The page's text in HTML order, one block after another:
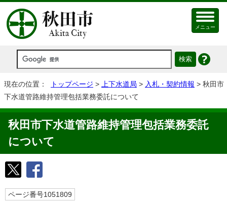
メニュー
現在の位置： トップページ > 上下水道局 > 入札・契約情報 > 秋田市
下水道管路維持管理包括業務委託について
秋田市下水道管路維持管理包括業務委託
について
ページ番号1051809